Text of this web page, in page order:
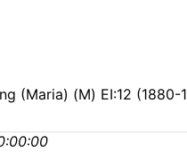
(Maria) (M) EI:12 (1880-